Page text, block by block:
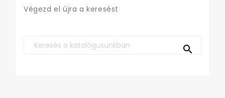
Végezd el újra a keresést
